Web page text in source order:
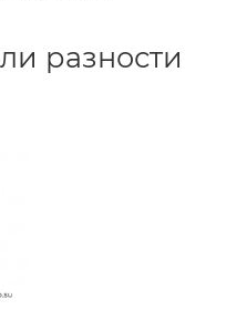
разности